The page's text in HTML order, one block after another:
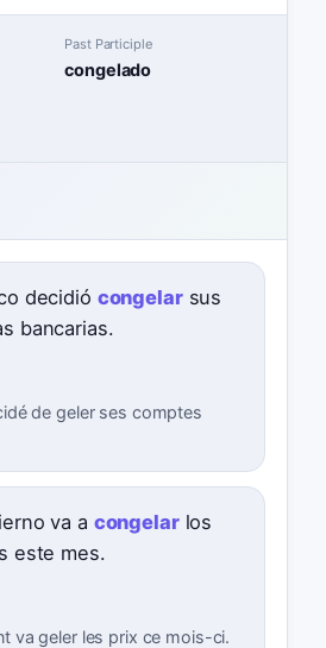
Past Participle
congelado
decidió congelarsus
bancarias.
de geler ses comptes
va a congelarlos
este mes.
va geler les prix ce mois-ci.